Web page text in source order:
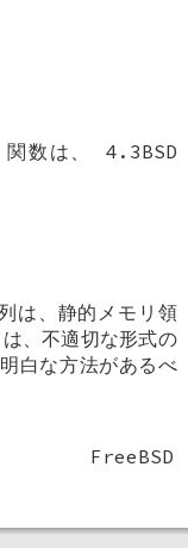
数は、 4.3BSD
は、静的メモリ領
、不適切な形式の
白な方法があるべ
FreeBSD